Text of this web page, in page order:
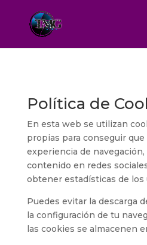
Política de
En esta web se utilizan
propias para conseguir
experiencia de
contenido en redes
obtener estadísticas de los
Puedes evitar la descarga
la configuración de tu
las cookies se almacenen